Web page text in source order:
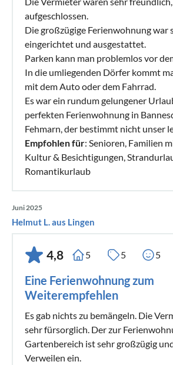
aufgeschlossen.
Die großzügige Ferienwohnung war
eingerichtet und ausgestattet.
Parken kann man problemlos vor
In die umliegenden Dörfer kommt
mit dem Auto oder dem Fahrrad.
Es war ein rundum gelungener
perfekten Ferienwohnung in
Fehmarn, der bestimmt nicht unser
Empfohlen für: Senioren, Familien
Kultur & Besichtigungen,
Romantikurlaub
Juni 2025
Helmut L. aus Lingen
4,8 5 5 5
Eine Ferienwohnung zum
Weiterempfehlen
Es gab nichts zu bemängeln. Die
sehr fürsorglich. Der zur
Gartenbereich ist sehr großzügig
Verweilen ein.